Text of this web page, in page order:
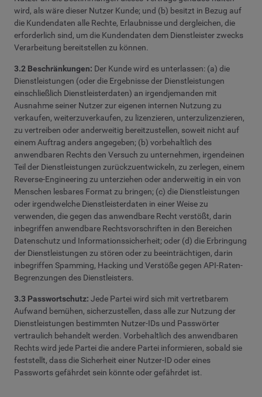
wird, als wäre dieser Nutzer Kunde; und (b) besitzt in Bezug auf
die Kundendaten alle Rechte, Erlaubnisse und dergleichen, die
erforderlich sind, um die Kundendaten dem Dienstleister zwecks
Verarbeitung bereitstellen zu können.
3.2 Beschränkungen: Der Kunde wird es unterlassen: (a) die
Dienstleistungen (oder die Ergebnisse der Dienstleistungen
einschließlich Dienstleisterdaten) an irgendjemanden mit
Ausnahme seiner Nutzer zur eigenen internen Nutzung zu
verkaufen, weiterzuverkaufen, zu lizenzieren, unterzulizenzieren,
zu vertreiben oder anderweitig bereitzustellen, soweit nicht auf
einem Auftrag anders angegeben; (b) vorbehaltlich des
anwendbaren Rechts den Versuch zu unternehmen, irgendeinen
Teil der Dienstleistungen zurückzuentwickeln, zu zerlegen, einem
Reverse-Engineering zu unterziehen oder anderweitig in ein von
Menschen lesbares Format zu bringen; (c) die Dienstleistungen
oder irgendwelche Dienstleisterdaten in einer Weise zu
verwenden, die gegen das anwendbare Recht verstößt, darin
inbegriffen anwendbare Rechtsvorschriften in den Bereichen
Datenschutz und Informationssicherheit; oder (d) die Erbringung
der Dienstleistungen zu stören oder zu beeinträchtigen, darin
inbegriffen Spamming, Hacking und Verstöße gegen API-Raten-
Begrenzungen des Dienstleisters.
3.3 Passwortschutz: Jede Partei wird sich mit vertretbarem
Aufwand bemühen, sicherzustellen, dass alle zur Nutzung der
Dienstleistungen bestimmten Nutzer-IDs und Passwörter
vertraulich behandelt werden. Vorbehaltlich des anwendbaren
Rechts wird jede Partei die andere Partei informieren, sobald sie
feststellt, dass die Sicherheit einer Nutzer-ID oder eines
Passworts gefährdet sein könnte oder gefährdet ist.